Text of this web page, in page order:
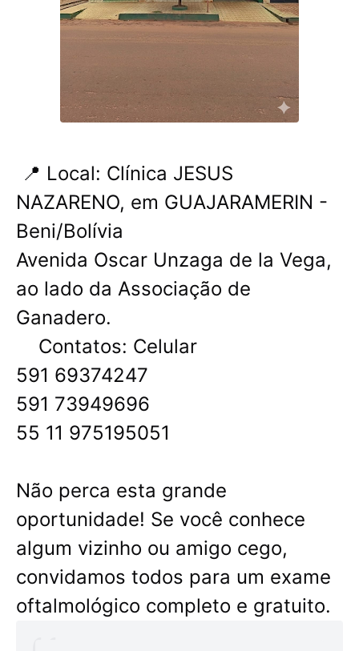
📍 Local: Clínica JESUS ​​
NAZARENO, em GUAJARAMERIN -
Beni/Bolívia
Avenida Oscar Unzaga de la Vega,
ao lado da Associação de
Ganadero.
Contatos: Celular
591 69374247
591 73949696
55 11 975195051
Não perca esta grande
oportunidade! Se você conhece
algum vizinho ou amigo cego,
convidamos todos para um exame
oftalmológico completo e gratuito.